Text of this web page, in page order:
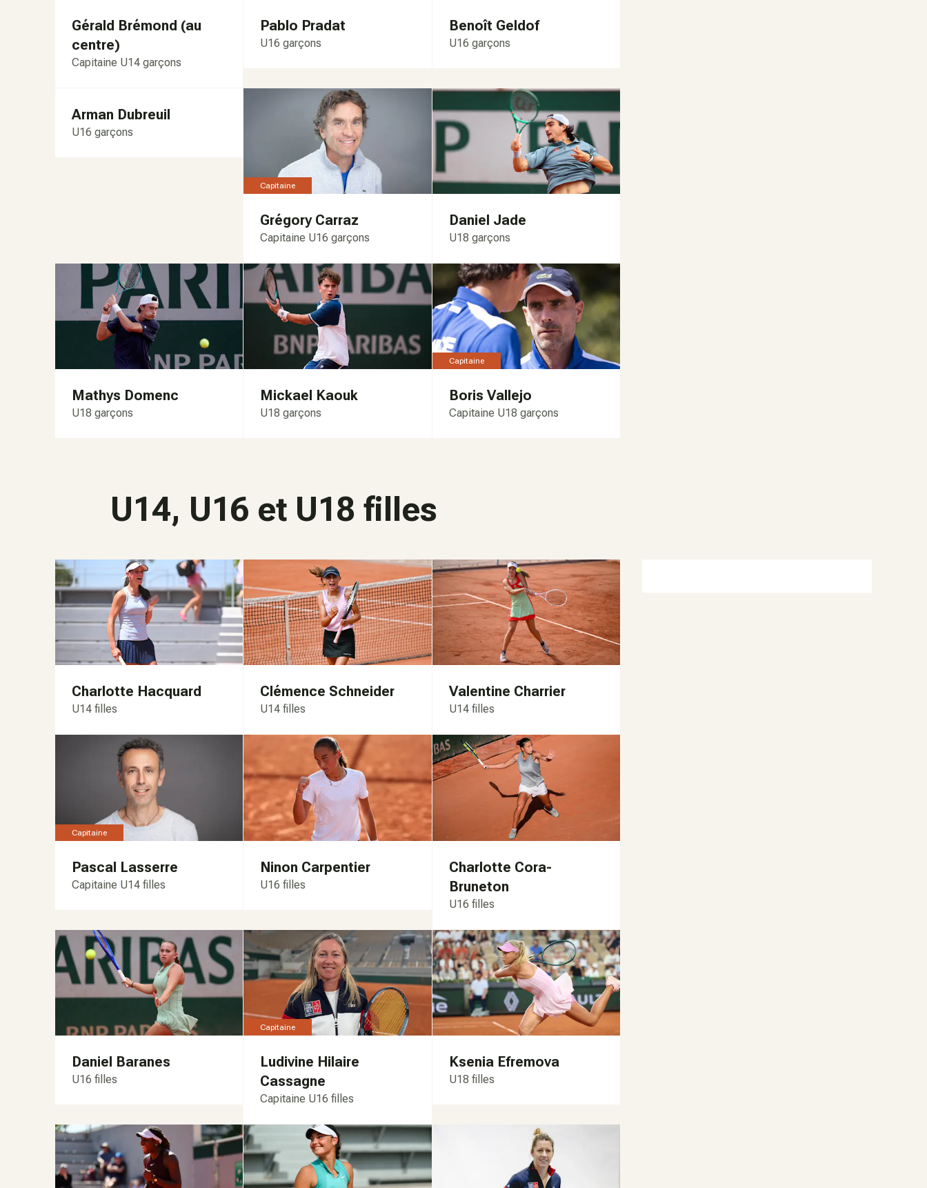
Gérald Brémond (au
centre)
Capitaine U14 garçons
Pablo Pradat
U16 garçons
Benoît Geldof
U16 garçons
Arman Dubreuil
U16 garçons
Capitaine
Grégory Carraz
Capitaine U16 garçons
Daniel Jade
U18 garçons
Mathys Domenc
U18 garçons
Mickael Kaouk
U18 garçons
Capitaine
Boris Vallejo
Capitaine U18 garçons
U14, U16 et U18 filles
Charlotte Hacquard
U14 filles
Clémence Schneider
U14 filles
Valentine Charrier
U14 filles
Capitaine
Pascal Lasserre
Capitaine U14 filles
Ninon Carpentier
U16 filles
Charlotte Cora-
Bruneton
U16 filles
Daniel Baranes
U16 filles
Capitaine
Ludivine Hilaire
Cassagne
Capitaine U16 filles
Ksenia Efremova
U18 filles